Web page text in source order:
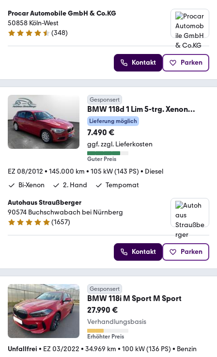
Procar Automobile GmbH & Co.KG
50858 Köln-West
4.4 Sterne
(348)
Kontakt Parken
Gesponsert
BMW 118d 1 Lim 5-trg. Xenon
Tempomat
Lieferung möglich
7.490 €
ggf. zzgl. Lieferkosten
Guter Preis
EZ 08/2012 • 145.000 km • 105 kW (143 PS) • Diesel
Bi-Xenon
2. Hand Tempomat
Autohaus Straußberger
90574 Buchschwabach bei Nürnberg
4.9 Sterne
(1657)
Kontakt Parken
Gesponsert
BMW 118i M Sport M Sport
27.990 €
Verhandlungsbasis
Erhöhter Preis
Unfallfrei • EZ 03/2022 • 34.969 km • 100 kW (136 PS) • Benzin